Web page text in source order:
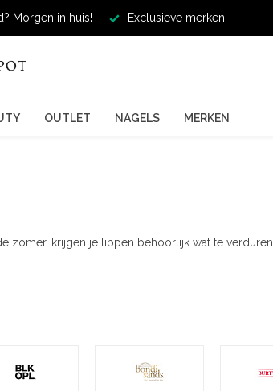
Morgen in huis! Exclusieve merken
OUTLET NAGELS MERKEN
zomer, krijgen je lippen behoorlijk wat te